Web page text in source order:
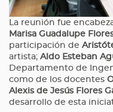
La reunión fue
Marisa Guadalupe
participación de
artista; Aldo Esteban
Departamento de
como de los docentes
Alexis de Jesús Flores
desarrollo de esta